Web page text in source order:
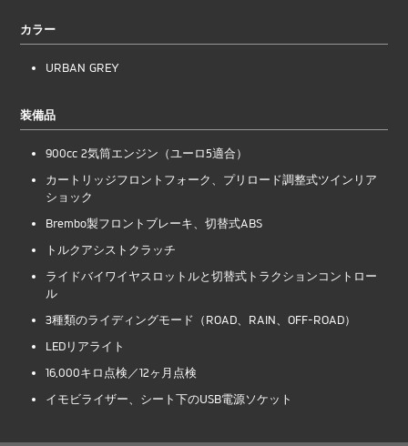
カラー
URBAN GREY
装備品
900cc 2気筒エンジン（ユーロ5適合）
カートリッジフロントフォーク、プリロード調整式ツインリア
ショック
Brembo製フロントブレーキ、切替式ABS
トルクアシストクラッチ
ライドバイワイヤスロットルと切替式トラクションコントロー
ル
3種類のライディングモード（ROAD、RAIN、OFF-ROAD）
LEDリアライト
16,000キロ点検／12ヶ月点検
イモビライザー、シート下のUSB電源ソケット